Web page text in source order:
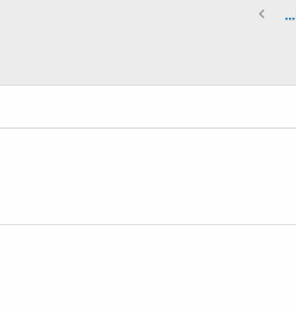
اثبات مسلمانی هم مدرک لازم دارد؟!{جوابیه علی(شان) استون}